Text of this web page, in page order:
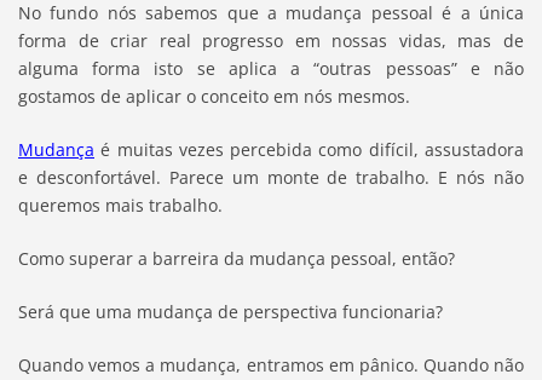
No fundo nós sabemos que a mudança pessoal é a única
forma de criar real progresso em nossas vidas, mas de
alguma forma isto se aplica a “outras pessoas” e não
gostamos de aplicar o conceito em nós mesmos.
Mudança é muitas vezes percebida como difícil, assustadora
e desconfortável. Parece um monte de trabalho. E nós não
queremos mais trabalho.
Como superar a barreira da mudança pessoal, então?
Será que uma mudança de perspectiva funcionaria?
Quando vemos a mudança, entramos em pânico. Quando não